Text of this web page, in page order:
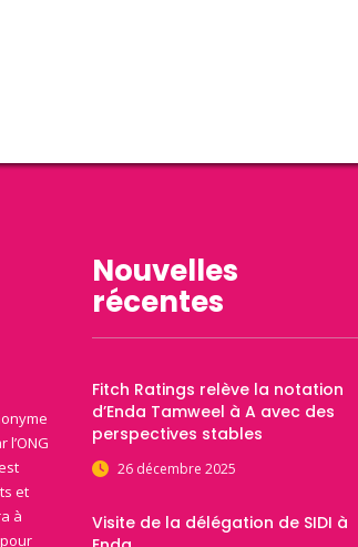
et
à
Nouvelles
récentes
Fitch Ratings relève la notation
d’Enda Tamweel à A avec des
perspectives stables
26 décembre 2025
Visite de la délégation de SIDI à